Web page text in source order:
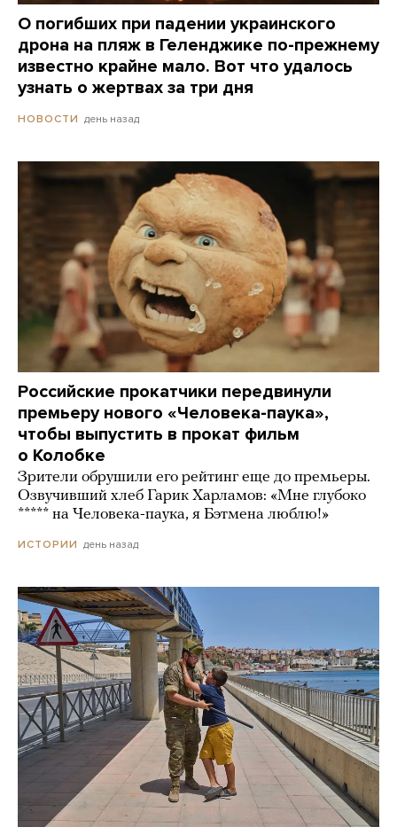
О погибших при падении украинского
дрона на пляж в Геленджике по-прежнему
известно крайне мало. Вот что удалось
узнать о жертвах за три дня
НОВОСТИ день назад
Российские прокатчики передвинули
премьеру нового «Человека-паука»,
чтобы выпустить в прокат фильм
о Колобке
Зрители обрушили его рейтинг еще до премьеры.
Озвучивший хлеб Гарик Харламов: «Мне глубоко
***** на Человека-паука, я Бэтмена люблю!»
ИСТОРИИ день назад